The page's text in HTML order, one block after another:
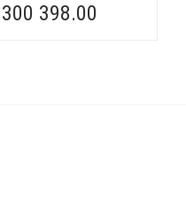
300 398.00